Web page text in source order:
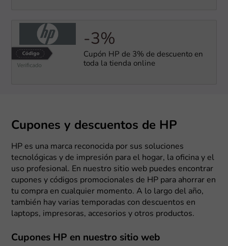
-3%
Cupón HP de 3% de descuento en
toda la tienda online
Cupones y descuentos de HP
HP es una marca reconocida por sus soluciones
tecnológicas y de impresión para el hogar, la oficina y el
uso profesional. En nuestro sitio web puedes encontrar
cupones y códigos promocionales de HP para ahorrar en
tu compra en cualquier momento. A lo largo del año,
también hay varias temporadas con descuentos en
laptops, impresoras, accesorios y otros productos.
Cupones HP en nuestro sitio web